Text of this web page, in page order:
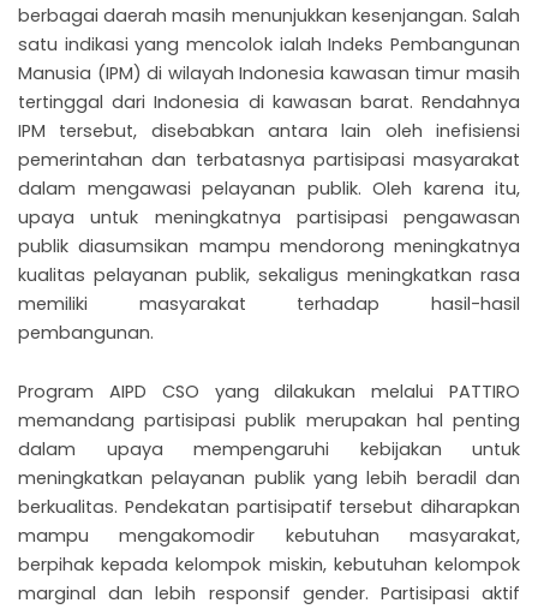
berbagai daerah masih menunjukkan kesenjangan. Salah
satu indikasi yang mencolok ialah Indeks Pembangunan
Manusia (IPM) di wilayah Indonesia kawasan timur masih
tertinggal dari Indonesia di kawasan barat. Rendahnya
IPM tersebut, disebabkan antara lain oleh inefisiensi
pemerintahan dan terbatasnya partisipasi masyarakat
dalam mengawasi pelayanan publik. Oleh karena itu,
upaya untuk meningkatnya partisipasi pengawasan
publik diasumsikan mampu mendorong meningkatnya
kualitas pelayanan publik, sekaligus meningkatkan rasa
memiliki masyarakat terhadap hasil-hasil
pembangunan.
Program AIPD CSO yang dilakukan melalui PATTIRO
memandang partisipasi publik merupakan hal penting
dalam upaya mempengaruhi kebijakan untuk
meningkatkan pelayanan publik yang lebih beradil dan
berkualitas. Pendekatan partisipatif tersebut diharapkan
mampu mengakomodir kebutuhan masyarakat,
berpihak kepada kelompok miskin, kebutuhan kelompok
marginal dan lebih responsif gender. Partisipasi aktif